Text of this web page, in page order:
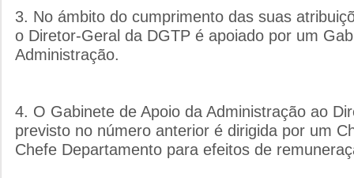
3. No ámbito do cumprimento das suas
o Diretor-Geral da DGTP é apoiado por um
Administração.
4. O Gabinete de Apoio da Administração ao
previsto no número anterior é dirigida por um
Chefe Departamento para efeitos de